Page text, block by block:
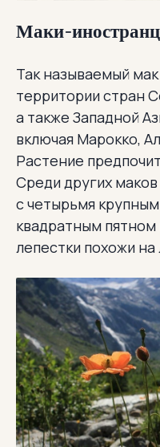
Маки-
Так называемый
территории стран
а также Западной
включая Марокко,
Растение
Среди других
с четырьмя
квадратным пятном
лепестки похожи